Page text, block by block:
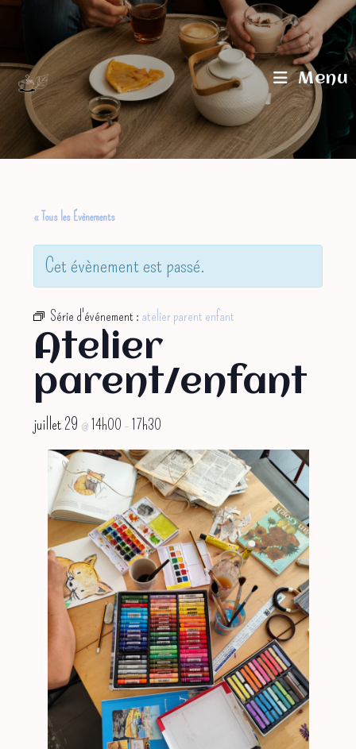
Skip
Menu
« Tous les Évènements
Cet évènement est passé.
Série d'événement : atelier parent enfant
Atelier
parent/enfant
juillet 29 @ 14h00 – 17h30